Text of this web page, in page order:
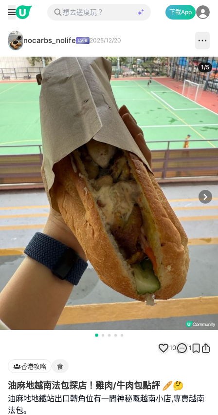
下載App
nocarbs_nolife 2025/12/20
1/5
10 1
香港攻略 食
油麻地越南法包探店！雞肉/牛肉包點評 🥖🤔
油麻地地鐵站出口轉角位有一間神秘嘅越南小店,專賣越南
法包｡